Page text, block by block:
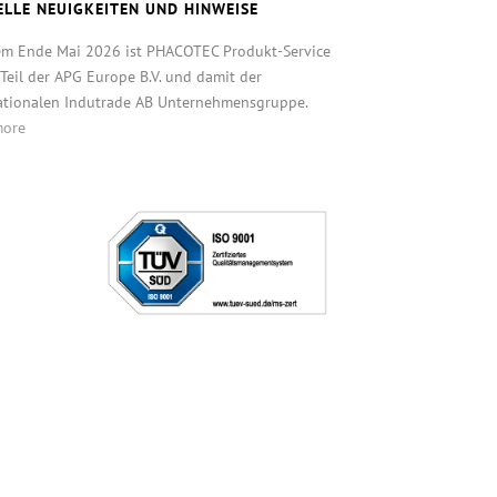
NEUIGKEITEN UND HINWEISE
Ende Mai 2026 ist PHACOTEC Produkt-Service
der APG Europe B.V. und damit der
Indutrade AB Unternehmensgruppe.